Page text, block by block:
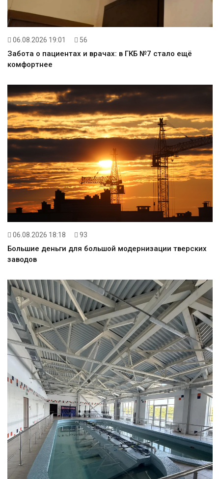
06.08.2026 19:01 56
Забота о пациентах и врачах: в ГКБ №7 стало ещё
комфортнее
06.08.2026 18:18 93
Большие деньги для большой модернизации тверских
заводов